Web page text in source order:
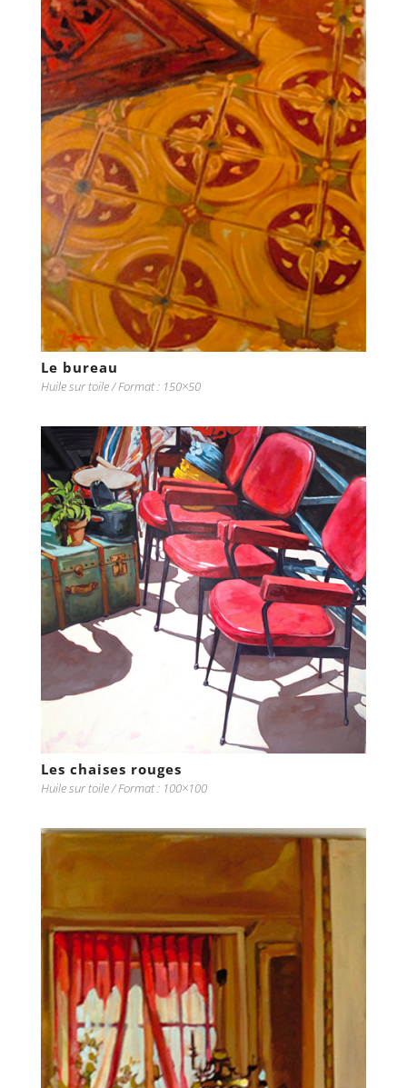
Le bureau
Huile sur toile / Format : 150×50
Les chaises rouges
Huile sur toile / Format : 100×100